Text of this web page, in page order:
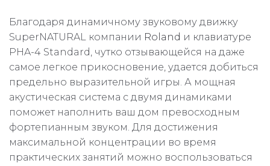
Благодаря динамичному звуковому движку
SuperNATURAL компании Roland и клавиатуре
PHA-4 Standard, чутко отзывающейся на даже
самое легкое прикосновение, удается добиться
предельно выразительной игры. А мощная
акустическая система с двумя динамиками
поможет наполнить ваш дом превосходным
фортепианным звуком. Для достижения
максимальной концентрации во время
практических занятий можно воспользоваться